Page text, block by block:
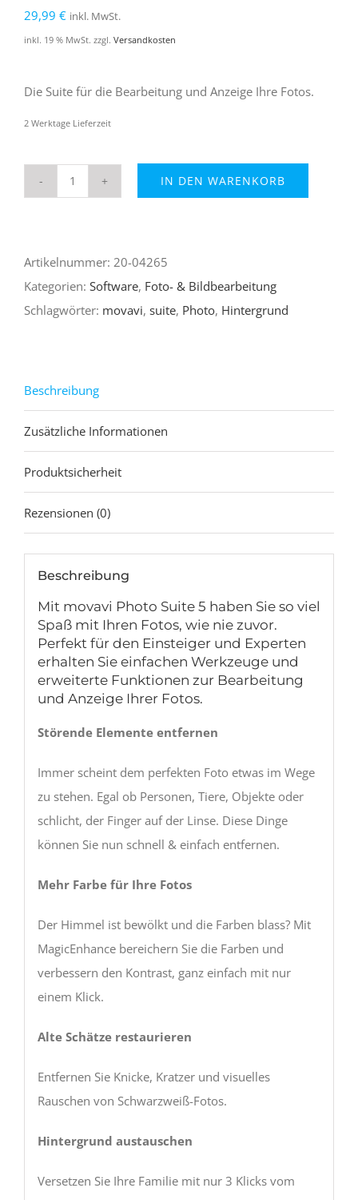
29,99 € inkl. MwSt.
inkl. 19 % MwSt. zzgl. Versandkosten
Die Suite für die Bearbeitung und Anzeige Ihre Fotos.
2 Werktage Lieferzeit
5
Menge
IN DEN WARENKORB
Artikelnummer: 20-04265
Kategorien: Software, Foto- & Bildbearbeitung
Schlagwörter: movavi, suite, Photo, Hintergrund
Beschreibung
Zusätzliche Informationen
Produktsicherheit
Rezensionen (0)
Beschreibung
Mit movavi Photo Suite 5 haben Sie so viel
Spaß mit Ihren Fotos, wie nie zuvor.
Perfekt für den Einsteiger und Experten
erhalten Sie einfachen Werkzeuge und
erweiterte Funktionen zur Bearbeitung
und Anzeige Ihrer Fotos.
Störende Elemente entfernen
Immer scheint dem perfekten Foto etwas im Wege
zu stehen. Egal ob Personen, Tiere, Objekte oder
schlicht, der Finger auf der Linse. Diese Dinge
können Sie nun schnell & einfach entfernen.
Mehr Farbe für Ihre Fotos
Der Himmel ist bewölkt und die Farben blass? Mit
MagicEnhance bereichern Sie die Farben und
verbessern den Kontrast, ganz einfach mit nur
einem Klick.
Alte Schätze restaurieren
Entfernen Sie Knicke, Kratzer und visuelles
Rauschen von Schwarzweiß-Fotos.
Hintergrund austauschen
Versetzen Sie Ihre Familie mit nur 3 Klicks vom